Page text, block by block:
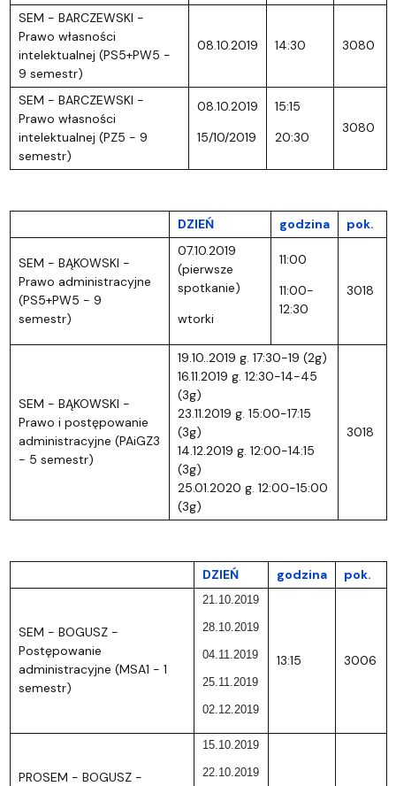
SEM - BARCZEWSKI -
Prawo własności
intelektualnej (PS5+PW5 -
9 semestr)
08.10.2019 14:30 3080
SEM - BARCZEWSKI -
Prawo własności
intelektualnej (PZ5 - 9
semestr)
08.10.2019
15/10/2019
15:15
20:30
3080
DZIEŃ godzina pok.
SEM - BĄKOWSKI -
Prawo administracyjne
(PS5+PW5 - 9
semestr)
07.10.2019
(pierwsze
spotkanie)
wtorki
11:00
11:00-
12:30
3018
SEM - BĄKOWSKI -
Prawo i postępowanie
administracyjne (PAiGZ3
- 5 semestr)
19.10..2019 g. 17:30-19 (2g)
16.11.2019 g. 12:30-14-45
(3g)
23.11.2019 g. 15:00-17:15
(3g)
14.12.2019 g. 12:00-14:15
(3g)
25.01.2020 g. 12:00-15:00
(3g)
3018
DZIEŃ godzina pok.
SEM - BOGUSZ -
Postępowanie
administracyjne (MSA1 - 1
semestr)
21.10.2019
28.10.2019
04.11.2019
25.11.2019
02.12.2019
13:15 3006
PROSEM - BOGUSZ -
15.10.2019
22.10.2019